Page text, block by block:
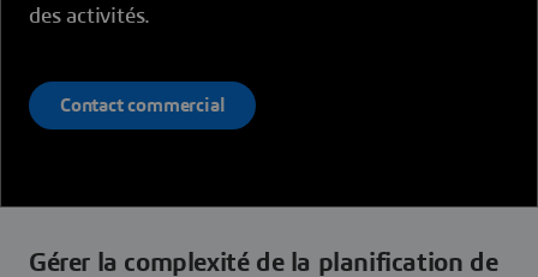
des activités.
Contact commercial
Gérer la complexité de la planification de